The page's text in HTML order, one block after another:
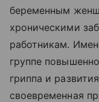
беременным
хроническими
работникам.
группе
гриппа и
своевременная